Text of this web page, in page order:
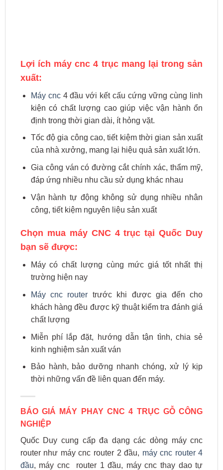
Lợi ích máy cnc 4 trục mang lại trong sản
xuất:
Máy cnc4 đầu với kết cấu cứng vững cùng linh
kiện có chất lượng cao giúp việc vận hành ổn
định trong thời gian dài, ít hỏng vặt.
Tốc độ gia công cao, tiết kiệm thời gian sản xuất
của nhà xưởng, mang lại hiệu quả sản xuất lớn.
Gia công ván có đường cắt chính xác, thẩm mỹ,
đáp ứng nhiều nhu cầu sử dụng khác nhau
Vận hành tự động không sử dụng nhiều nhân
công, tiết kiệm nguyên liệu sản xuất
Chọn mua máy CNC 4 trục tại Quốc Duy
bạn sẽ được:
Máy có chất lượng cùng mức giá tốt nhất thị
trường hiện nay
Máy cnc router trước khi được gia đến cho
khách hàng đều được kỹ thuật kiểm tra đánh giá
chất lượng
Miễn phí lắp đặt, hướng dẫn tận tình, chia sẻ
kinh nghiệm sản xuất ván
Bảo hành, bảo dưỡng nhanh chóng, xử lý kịp
thời những vấn đề liên quan đến máy.
BÁO GIÁ MÁY PHAY CNC 4 TRỤC GỖ CÔNG
NGHIỆP
Quốc Duy cung cấp đa dạng các dòng máy cnc
router như máy cnc router 2 đầu, máy cnc router 4
đầu, máy cnc router 1 đầu, máy cnc thay dao tự